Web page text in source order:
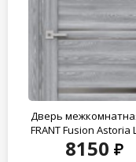
Дверь
FRANT Fusion Astoria
8150